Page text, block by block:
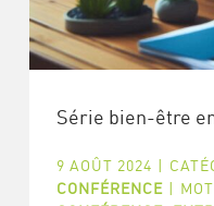
Série bien-être
9 AOÛT 2024 |
CONFÉRENCE |